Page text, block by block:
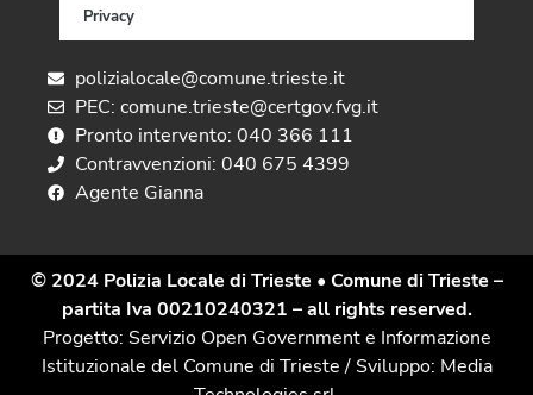
Privacy
polizialocale@comune.trieste.it
PEC: comune.trieste@certgov.fvg.it
Pronto intervento: 040 366 111
Contravvenzioni: 040 675 4399
Agente Gianna
© 2024 Polizia Locale di Trieste • Comune di Trieste –
partita Iva 00210240321 – all rights reserved.
Progetto: Servizio Open Government e Informazione
Istituzionale del Comune di Trieste / Sviluppo: Media